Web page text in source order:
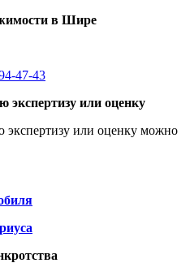
в Шире
47-43
экспертизу или оценку
экспертизу или оценку можно